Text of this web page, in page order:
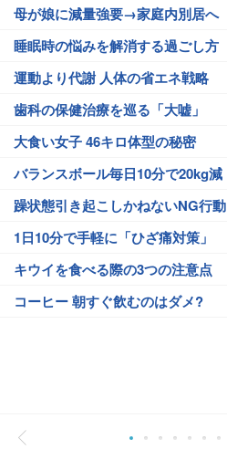
母が娘に減量強要→家庭内別居へ
睡眠時の悩みを解消する過ごし方
運動より代謝 人体の省エネ戦略
歯科の保健治療を巡る「大嘘」
大食い女子 46キロ体型の秘密
バランスボール毎日10分で20kg減
躁状態引き起こしかねないNG行動
1日10分で手軽に「ひざ痛対策」
キウイを食べる際の3つの注意点
コーヒー 朝すぐ飲むのはダメ?